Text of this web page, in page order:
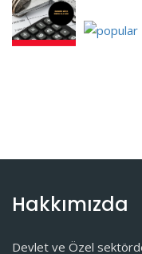
Hakkımızda
Devlet ve Özel